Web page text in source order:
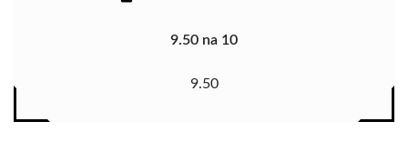
9.50 na 10
9.50